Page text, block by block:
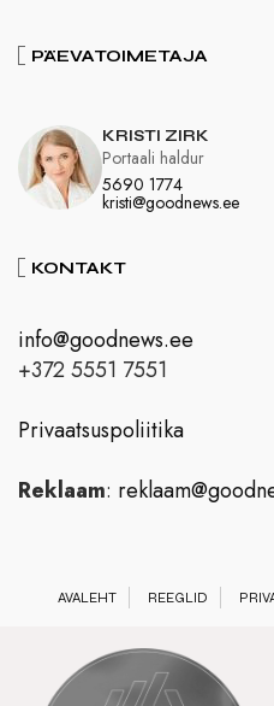
PÄEVATOIMETAJA
KRISTI ZIRK
5690 1774
kristi@goodnews.ee
Portaali haldur
KONTAKT
info@goodnews.ee
+372 5551 7551
Privaatsuspoliitika
Reklaam:
AVALEHT REEGLID